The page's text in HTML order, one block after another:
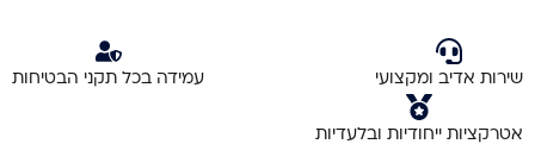
שירות אדיב ומקצועי עמידה בכל תקני הבטיחות
אטרקציות ייחודיות ובלעדיות